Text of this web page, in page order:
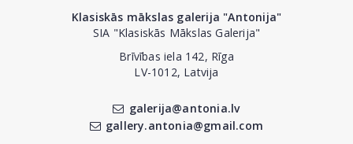
Klasiskās mākslas galerija "Antonija"
SIA "Klasiskās Mākslas Galerija"
Brīvības iela 142, Rīga
LV-1012, Latvija
galerija@antonia.lv
gallery.antonia@gmail.com